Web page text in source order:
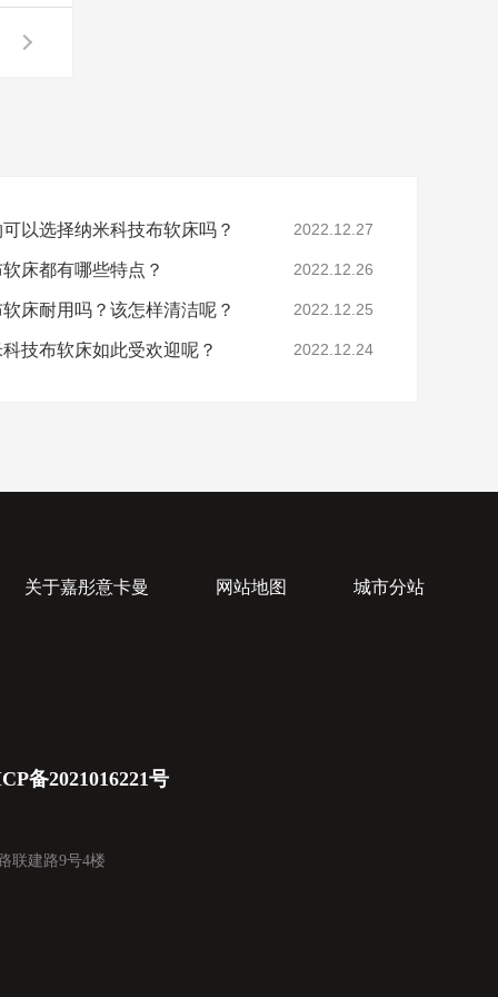
以选择纳米科技布软床吗？ 2022.12.27
床都有哪些特点？ 2022.12.26
床耐用吗？该怎样清洁呢？ 2022.12.25
技布软床如此受欢迎呢？ 2022.12.24
关于嘉彤意卡曼 网站地图 城市分站
备2021016221号
联建路9号4楼